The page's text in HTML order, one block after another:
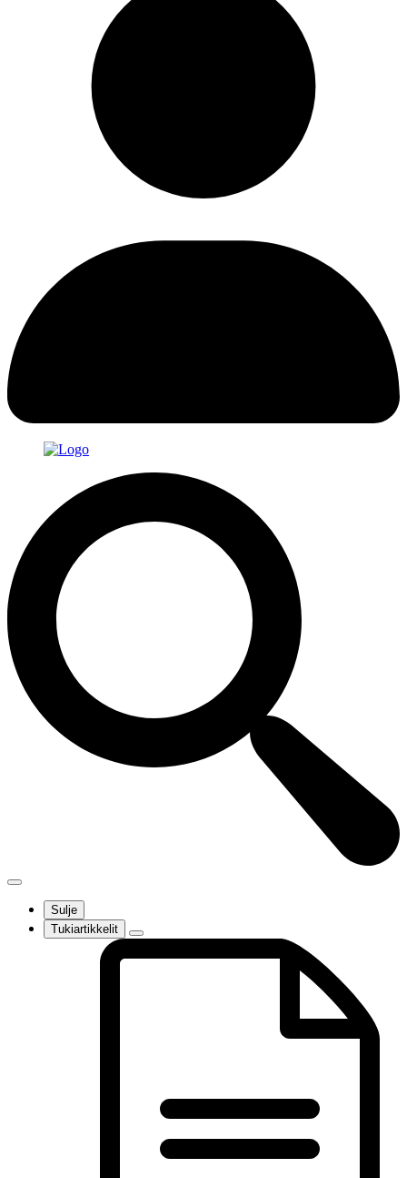
Sulje
Tukiartikkelit